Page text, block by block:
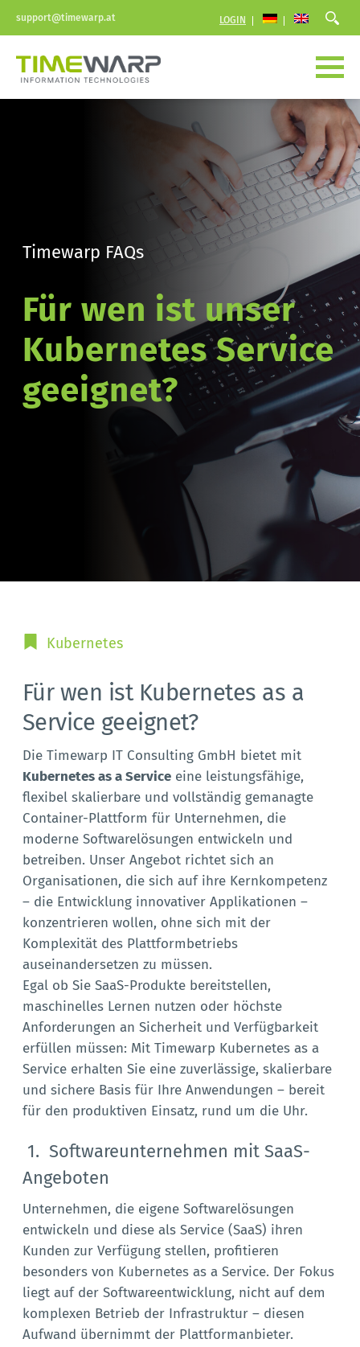
support@timewarp.at LOGIN
Timewarp FAQs
Für wen ist unser
Kubernetes Service
geeignet?
Kubernetes
Für wen ist Kubernetes as a
Service geeignet?
Die Timewarp IT Consulting GmbH bietet mit
Kubernetes as a Serviceeine leistungsfähige,
flexibel skalierbare und vollständig gemanagte
Container-Plattform für Unternehmen, die
moderne Softwarelösungen entwickeln und
betreiben. Unser Angebot richtet sich an
Organisationen, die sich auf ihre Kernkompetenz
– die Entwicklung innovativer Applikationen –
konzentrieren wollen, ohne sich mit der
Komplexität des Plattformbetriebs
auseinandersetzen zu müssen.
Egal ob Sie SaaS-Produkte bereitstellen,
maschinelles Lernen nutzen oder höchste
Anforderungen an Sicherheit und Verfügbarkeit
erfüllen müssen: Mit Timewarp Kubernetes as a
Service erhalten Sie eine zuverlässige, skalierbare
und sichere Basis für Ihre Anwendungen – bereit
für den produktiven Einsatz, rund um die Uhr.
1. Softwareunternehmen mit SaaS-
Angeboten
Unternehmen, die eigene Softwarelösungen
entwickeln und diese als Service (SaaS) ihren
Kunden zur Verfügung stellen, profitieren
besonders von Kubernetes as a Service. Der Fokus
liegt auf der Softwareentwicklung, nicht auf dem
komplexen Betrieb der Infrastruktur – diesen
Aufwand übernimmt der Plattformanbieter.